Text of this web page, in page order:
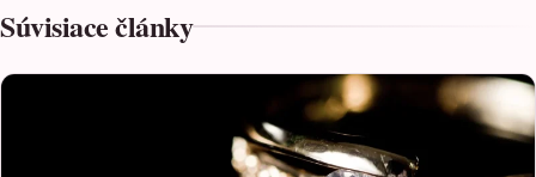
Súvisiace články